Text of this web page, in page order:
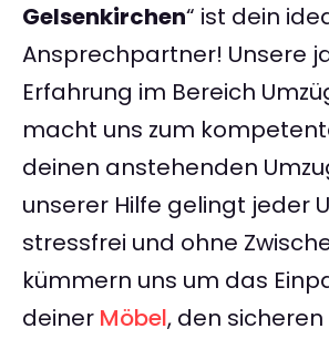
Gelsenkirchen“ ist dein
Ansprechpartner! Unsere
Erfahrung im Bereich
macht uns zum
deinen anstehenden
unserer Hilfe gelingt jeder
stressfrei und ohne
kümmern uns um das
deiner Möbel, den